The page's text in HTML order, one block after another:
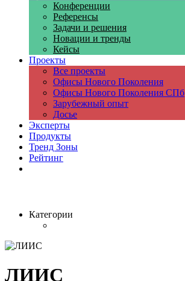
Конференции
Референсы
Задачи и решения
Новации и тренды
Кейсы
Проекты
Все проекты
Офисы Нового Поколения
Офисы Нового Поколения СПб
Зарубежный опыт
Досье
Эксперты
Продукты
Тренд Зоны
Рейтинг
Категории
ЛИИС